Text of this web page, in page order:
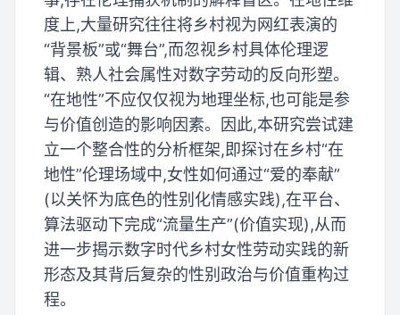
度上,大量研究往往将乡村视为网红表演的
“背景板”或“舞台”,而忽视乡村具体伦理逻
辑、熟人社会属性对数字劳动的反向形塑。
“在地性”不应仅仅视为地理坐标,也可能是参
与价值创造的影响因素。因此,本研究尝试建
立一个整合性的分析框架,即探讨在乡村“在
地性”伦理场域中,女性如何通过“爱的奉献”
(以关怀为底色的性别化情感实践),在平台、
算法驱动下完成“流量生产”(价值实现),从而
进一步揭示数字时代乡村女性劳动实践的新
形态及其背后复杂的性别政治与价值重构过
程。